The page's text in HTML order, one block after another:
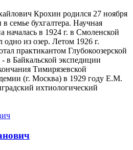
Крохин родился 27 ноября
семье бухгалтера. Научная
началась в 1924 г. в Смоленской
одно из озер. Летом 1926 г.
практикантом Глубокоозерской
в Байкальской экспедиции
Тимирязевской
(г. Москва) в 1929 году Е.М.
ихтиологический